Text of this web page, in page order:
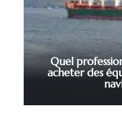
Quel
acheter des